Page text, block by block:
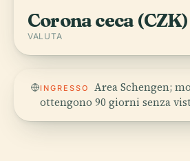
Corona ceca (CZK)
VALUTA
INGRESSO
Area Schengen;
ottengono 90 giorni senza